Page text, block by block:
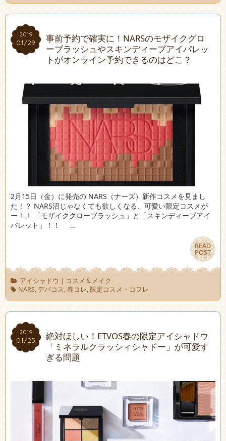
2019
01/29
2019
01/29
事前予約で確実に！NARSのモザイクグロ
ーブラッシュやスキンディープアイパレッ
トがオンライン予約できるのはどこ？
2月15日（金）に発売の NARS（ナーズ）新作コスメを見まし
た！？ NARS沼じゃなくても欲しくなる、可愛い限定コスメが
ー！！ 「モザイクグローブラッシュ」と「スキンディープアイ
パレット」！！ …
READ
POST
READ
POST
アイシャドウ | コスメ＆メイク
NARS, デパコス,春コレ,限定コスメ・コフレ
2019
01/25
2019
01/25
絶対ほしい！ETVOS春の限定アイシャドウ
「ミネラルクラッシィシャドー」が可愛す
ぎる問題